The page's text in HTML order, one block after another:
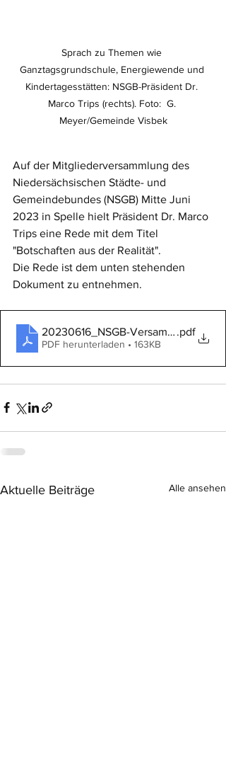
Sprach zu Themen wie
Ganztagsgrundschule, Energiewende und
Kindertagesstätten: NSGB-Präsident Dr.
Marco Trips (rechts). Foto:  G.
Meyer/Gemeinde Visbek
Auf der Mitgliederversammlung des
Niedersächsischen Städte- und
Gemeindebundes (NSGB) Mitte Juni
2023 in Spelle hielt Präsident Dr. Marco
Trips eine Rede mit dem Titel
"Botschaften aus der Realität".
Die Rede ist dem unten stehenden
Dokument zu entnehmen.
20230616_NSGB-Versammlung Rede
.pdf
PDF herunterladen • 163KB
Aktuelle Beiträge Alle ansehen